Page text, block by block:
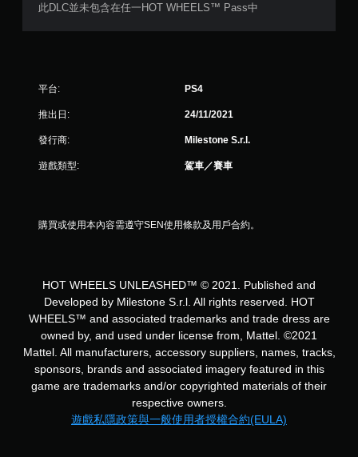
分
此DLC並未包含在任一HOT WHEELS™ Pass中
平台: PS4
推出日: 24/11/2021
發行商: Milestone S.r.l.
遊戲類型: 駕車／賽車
購買或使用本內容需遵守SEN使用條款及用戶合約。
HOT WHEELS UNLEASHED™ © 2021. Published and
Developed by Milestone S.r.l. All rights reserved. HOT
WHEELS™ and associated trademarks and trade dress are
owned by, and used under license from, Mattel. ©2021
Mattel. All manufacturers, accessory suppliers, names, tracks,
sponsors, brands and associated imagery featured in this
game are trademarks and/or copyrighted materials of their
respective owners.
遊戲私隱政策與一般使用者授權合約(EULA)